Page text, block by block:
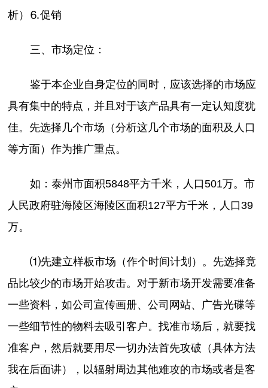
析）⒍促销
三、市场定位：
鉴于本企业自身定位的同时，应该选择的市场应
具有集中的特点，并且对于该产品具有一定认知度犹
佳。先选择几个市场（分析这几个市场的面积及人口
等方面）作为推广重点。
如：泰州市面积5848平方千米，人口501万。市
人民政府驻海陵区海陵区面积127平方千米，人口39
万。
⑴先建立样板市场（作个时间计划）。先选择竟
品比较少的市场开始攻击。对于新市场开发需要准备
一些资料，如公司宣传画册、公司网站、广告光碟等
一些细节性的物料去吸引客户。找准市场后，就要找
准客户，然后就要用尽一切办法首先攻破（具体方法
我在后面讲），以辐射周边其他难攻的市场或者是客